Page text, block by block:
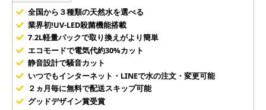
全国から３種類の天然水を選べる
業界初!UV-LED殺菌機能搭載
7.2L軽量パックで取り換えがより簡単
エコモードで電気代約30%カット
静音設計で騒音カット
いつでもインターネット・LINEで水の注文・変更可能
２ヵ月毎に無料で配送スキップ可能
グッドデザイン賞受賞